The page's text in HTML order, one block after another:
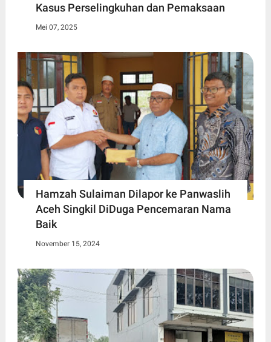
Kasus Perselingkuhan dan Pemaksaan
Mei 07, 2025
Hamzah Sulaiman Dilapor ke Panwaslih
Aceh Singkil DiDuga Pencemaran Nama
Baik
November 15, 2024